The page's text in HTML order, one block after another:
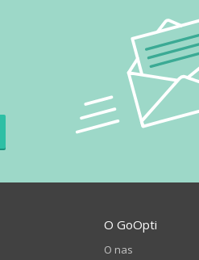
O GoOpti
O nas